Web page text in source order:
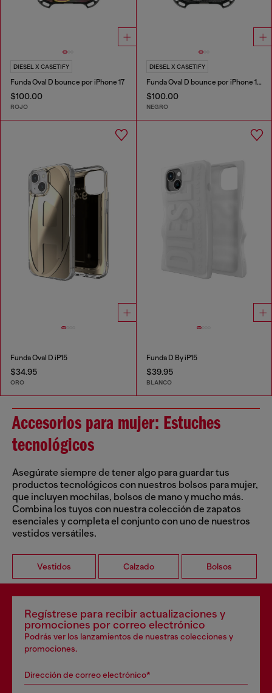
DIESEL X CASETIFY
Funda Oval D bounce por iPhone 17
$100.00
ROJO
DIESEL X CASETIFY
Funda Oval D bounce por iPhone 17 Pro
$100.00
NEGRO
Funda Oval D iP15
$34.95
ORO
Funda D By iP15
$39.95
BLANCO
Accesorios para mujer: Estuches
tecnológicos
Asegúrate siempre de tener algo para guardar tus
productos tecnológicos con nuestros bolsos para mujer,
que incluyen mochilas, bolsos de mano y mucho más.
Combina los tuyos con nuestra colección de zapatos
esenciales y completa el conjunto con uno de nuestros
vestidos versátiles.
Vestidos Calzado Bolsos
Regístrese para recibir actualizaciones y
promociones por correo electrónico
Podrás ver los lanzamientos de nuestras colecciones y
promociones.
Dirección de correo electrónico*